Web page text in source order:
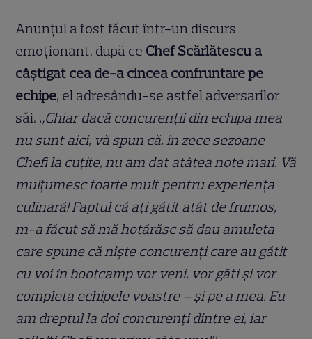
Anunțul a fost făcut într-un discurs
emoționant, după ce Chef Scărlătescu a
câștigat cea de-a cincea confruntare pe
echipe, el adresându-se astfel adversarilor
săi. „Chiar dacă concurenții din echipa mea
nu sunt aici, vă spun că, în zece sezoane
Chefi la cuțite, nu am dat atâtea note mari. Vă
mulțumesc foarte mult pentru experiența
culinară! Faptul că ați gătit atât de frumos,
m-a făcut să mă hotărăsc să dau amuleta
care spune că niște concurenți care au gătit
cu voi în bootcamp vor veni, vor găti și vor
completa echipele voastre – și pe a mea. Eu
am dreptul la doi concurenți dintre ei, iar